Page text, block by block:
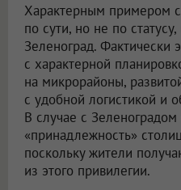
Характерным примером
по сути, но не по
Зеленоград. Фактически
с характерной
на микрорайоны,
с удобной логистикой и
В случае с
«принадлежность»
поскольку жители
из этого привилегии.